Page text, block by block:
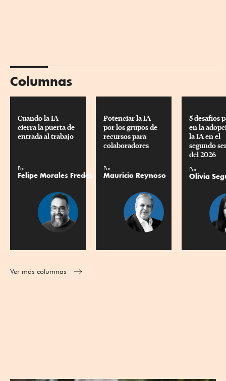
Columnas
Cuando la IA
cierra la puerta de
entrada al trabajo
Por
Felipe Morales Fredes
Potenciar la IA
por los grupos de
recursos para
colaboradores
Por
Mauricio Reynoso
5 desafíos
en la
la IA en el
segundo
del 2026
Por
Olivia
Ver más columnas